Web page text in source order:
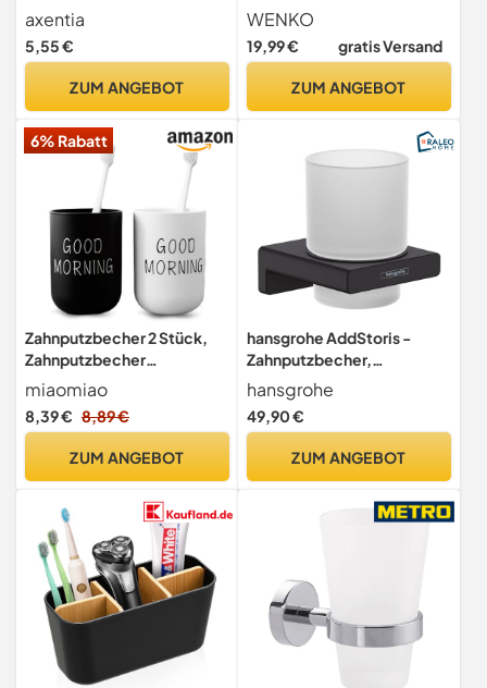
Beige, Keramik-Set
bestehend aus 2 x
Zahnputzbecher, 1 x
Seifenspender
axentia
5,55 €
ZUM ANGEBOT
Zahnbürstenhalter für
Zahnbürste und Zahnpasta,
Keramik, 8 x 11 x 8 cm,
WENKO
19,99 € gratis Versand
ZUM ANGEBOT
6% Rabatt
Zahnputzbecher 2 Stück,
Zahnputzbecher
Kunststoff,
Zahnbürstenbecher Set,
Badezimmer Mundbecher
miaomiao
8,39 € 8,89 €
ZUM ANGEBOT
hansgrohe AddStoris -
Zahnputzbecher,
Zahnbürstenhalter für
Wandmontage,
Zahnbürstenbecher,
Badezimmer Zubehör,
hansgrohe
49,90 €
ZUM ANGEBOT